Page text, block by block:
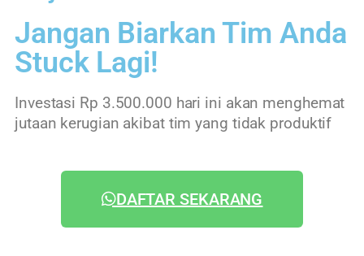
Jangan Biarkan Tim Anda
Stuck Lagi!
Investasi Rp 3.500.000 hari ini akan menghemat
jutaan kerugian akibat tim yang tidak produktif
DAFTAR SEKARANG